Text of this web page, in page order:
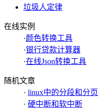
垃圾人定律
在线实例
·颜色转换工具
·银行贷款计算器
·在线Json转换工具
随机文章
· linux中的分段和分页
· 硬中断和软中断